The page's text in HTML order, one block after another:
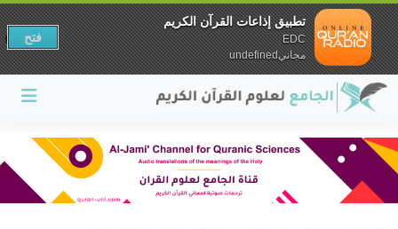
تطبيق إذاعات القرآن الكريم
EDC
مجانيundefined
فتح